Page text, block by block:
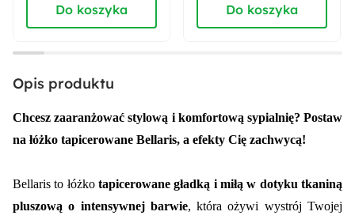
Rodzaj podstawy:
Skrzyniowa
Materiał stelaża:
Drewno
Materiał podstawy:
Sposób otwierania:
Do koszyka Do koszyka
Opis produktu
Chcesz zaaranżować stylową i komfortową sypialnię? Postaw
na łóżko tapicerowane Bellaris, a efekty Cię zachwycą!
Bellaris to łóżko tapicerowane gładką i miłą w dotyku tkaniną
pluszową o intensywnej barwie, która ożywi wystrój Twojej